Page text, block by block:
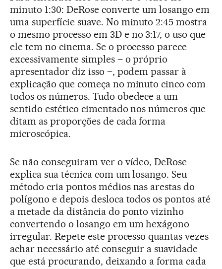
minuto 1:30: DeRose converte um losango em
uma superfície suave. No minuto 2:45 mostra
o mesmo processo em 3D e no 3:17, o uso que
ele tem no cinema. Se o processo parece
excessivamente simples – o próprio
apresentador diz isso –, podem passar à
explicação que começa no minuto cinco com
todos os números. Tudo obedece a um
sentido estético cimentado nos números que
ditam as proporções de cada forma
microscópica.
Se não conseguiram ver o vídeo, DeRose
explica sua técnica com um losango. Seu
método cria pontos médios nas arestas do
polígono e depois desloca todos os pontos até
a metade da distância do ponto vizinho
convertendo o losango em um hexágono
irregular. Repete este processo quantas vezes
achar necessário até conseguir a suavidade
que está procurando, deixando a forma cada